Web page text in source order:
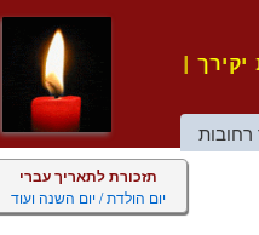
יקירך |
תזכורת לתאריך עברי
יום הולדת / יום השנה ועוד